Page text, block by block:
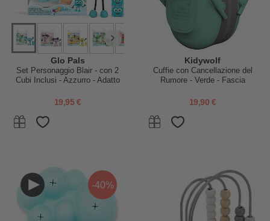
Glo Pals
Set Personaggio Blair - con 2
Cubi Inclusi - Azzurro - Adatto
Riciclata
19,95 €
Kidywolf
Cuffie con Cancellazione del
Rumore - Verde - Fascia
19,90 €
-40%